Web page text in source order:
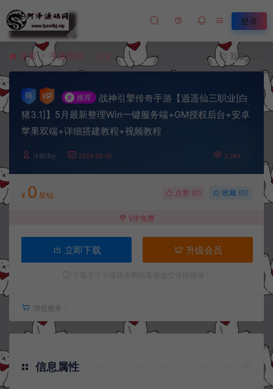
登录
首页 手游资源 正文 我要投稿
# 推荐
战神引擎传奇手游【逍遥仙三职业[白
猪3.1]】5月最新整理Win一键服务端+GM授权后台+安卓
苹果双端+详细搭建教程+视频教程
冷雨泽ღ 2024-05-31 2,284
¥ 0 星钻 点赞 (0) 收藏 (0)
VIP免费
立即下载 升级会员
增值服务：
信息属性